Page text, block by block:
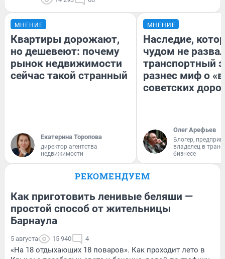
МНЕНИЕ
Квартиры дорожают,
но дешевеют: почему
рынок недвижимости
сейчас такой странный
Екатерина Торопова
директор агентства
недвижимости
МНЕНИЕ
Наследие,
чудом не
транспортный
разнес миф о
советских
Олег Арефьев
Блогер,
владелец в
бизнесе
РЕКОМЕНДУЕМ
Как приготовить ленивые беляши —
простой способ от жительницы
Барнаула
5 августа 15 940 4
«На 18 отдыхающих 18 поваров». Как проходит лето в